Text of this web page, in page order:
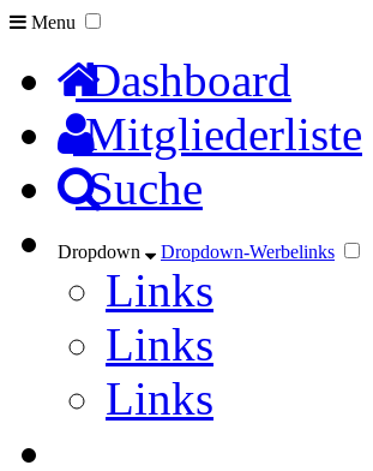
Menu
Dashboard
Mitgliederliste
Suche
Dropdown Dropdown-Werbelinks
Links
Links
Links